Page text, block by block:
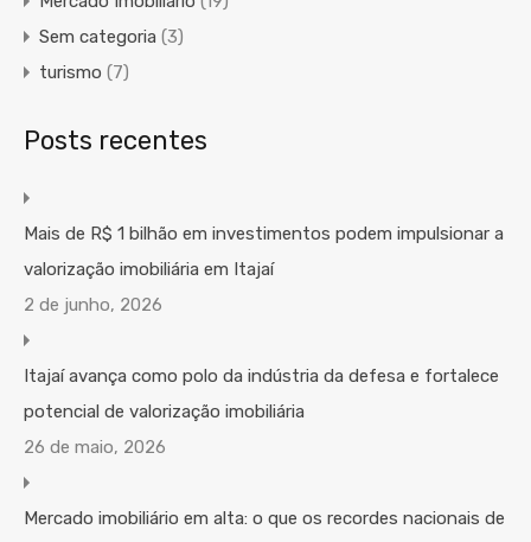
Sem categoria (3)
turismo (7)
Posts recentes
Mais de R$ 1 bilhão em investimentos podem impulsionar a
valorização imobiliária em Itajaí
2 de junho, 2026
Itajaí avança como polo da indústria da defesa e fortalece
potencial de valorização imobiliária
26 de maio, 2026
Mercado imobiliário em alta: o que os recordes nacionais de